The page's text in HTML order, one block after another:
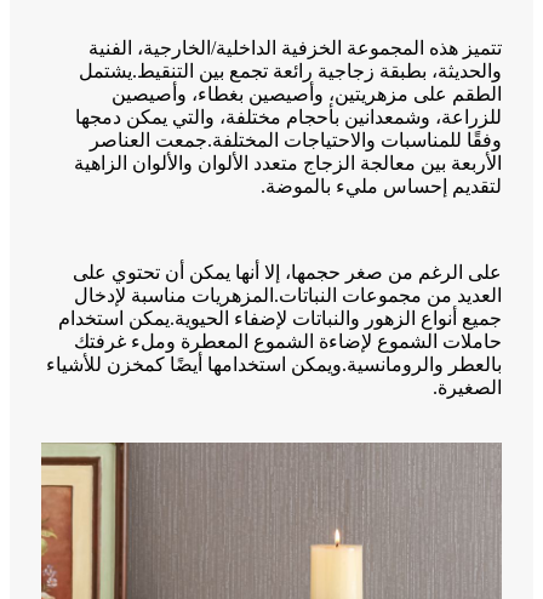
تتميز هذه المجموعة الخزفية الداخلية/الخارجية، الفنية
والحديثة، بطبقة زجاجية رائعة تجمع بين التنقيط.يشتمل
الطقم على مزهريتين، وأصيصين بغطاء، وأصيصين
للزراعة، وشمعدانين بأحجام مختلفة، والتي يمكن دمجها
وفقًا للمناسبات والاحتياجات المختلفة.جمعت العناصر
الأربعة بين معالجة الزجاج متعدد الألوان والألوان الزاهية
لتقديم إحساس مليء بالموضة.
على الرغم من صغر حجمها، إلا أنها يمكن أن تحتوي على
العديد من مجموعات النباتات.المزهريات مناسبة لإدخال
جميع أنواع الزهور والنباتات لإضفاء الحيوية.يمكن استخدام
حاملات الشموع لإضاءة الشموع المعطرة وملء غرفتك
بالعطر والرومانسية.ويمكن استخدامها أيضًا كمخزن للأشياء
الصغيرة.